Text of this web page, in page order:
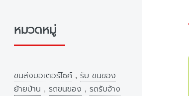
หมวดหมู่
ขนส่งมอเตอร์ไซค์ , รับ ขนของ
ย้ายบ้าน , รถขนของ , รถรับจ้าง